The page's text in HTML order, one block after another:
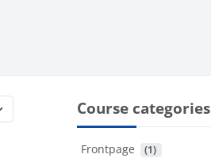
Course categories
Frontpage (1)